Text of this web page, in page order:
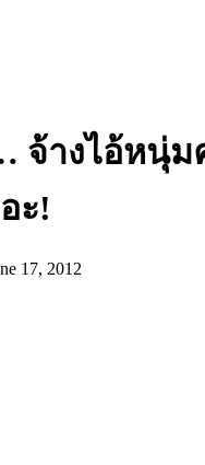
จ้างไอ้หนุ่
ะ!
17, 2012